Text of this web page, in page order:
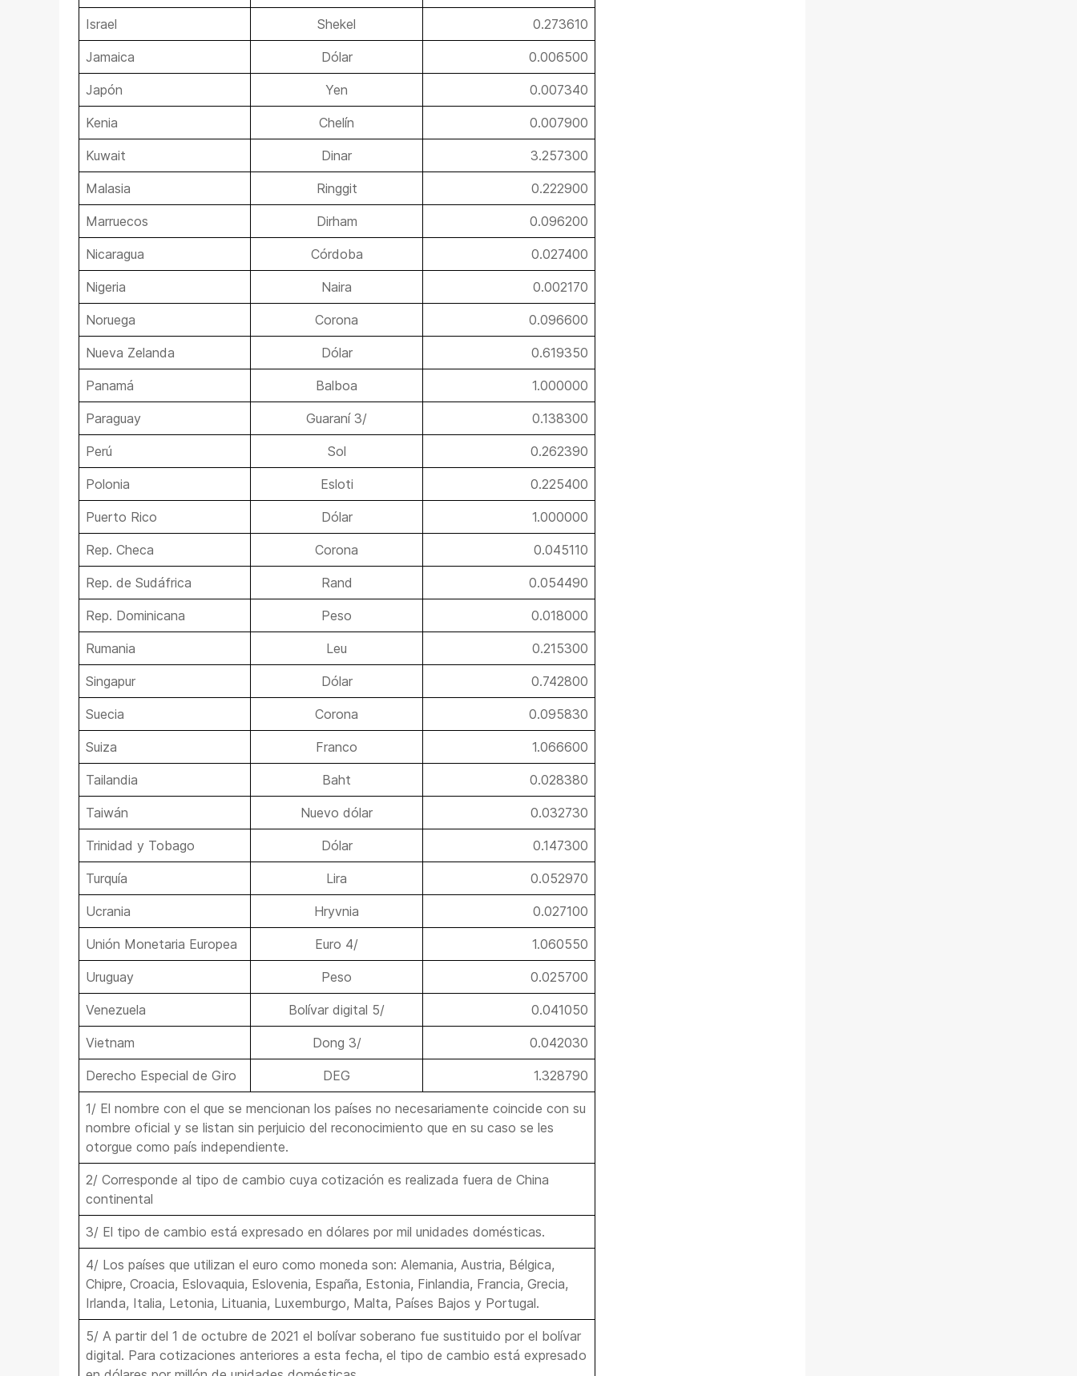
Israel Shekel 0.273610
Jamaica Dólar 0.006500
Japón Yen 0.007340
Kenia Chelín 0.007900
Kuwait Dinar 3.257300
Malasia Ringgit 0.222900
Marruecos Dirham 0.096200
Nicaragua Córdoba 0.027400
Nigeria Naira 0.002170
Noruega Corona 0.096600
Nueva Zelanda Dólar 0.619350
Panamá Balboa 1.000000
Paraguay Guaraní 3/ 0.138300
Perú Sol 0.262390
Polonia Esloti 0.225400
Puerto Rico Dólar 1.000000
Rep. Checa Corona 0.045110
Rep. de Sudáfrica Rand 0.054490
Rep. Dominicana Peso 0.018000
Rumania Leu 0.215300
Singapur Dólar 0.742800
Suecia Corona 0.095830
Suiza Franco 1.066600
Tailandia Baht 0.028380
Taiwán Nuevo dólar 0.032730
Trinidad y Tobago Dólar 0.147300
Turquía Lira 0.052970
Ucrania Hryvnia 0.027100
Unión Monetaria Europea Euro 4/ 1.060550
Uruguay Peso 0.025700
Venezuela Bolívar digital 5/ 0.041050
Vietnam Dong 3/ 0.042030
Derecho Especial de Giro DEG 1.328790
1/ El nombre con el que se mencionan los países no necesariamente coincide con su
nombre oficial y se listan sin perjuicio del reconocimiento que en su caso se les
otorgue como país independiente.
2/ Corresponde al tipo de cambio cuya cotización es realizada fuera de China
continental
3/ El tipo de cambio está expresado en dólares por mil unidades domésticas.
4/ Los países que utilizan el euro como moneda son: Alemania, Austria, Bélgica,
Chipre, Croacia, Eslovaquia, Eslovenia, España, Estonia, Finlandia, Francia, Grecia,
Irlanda, Italia, Letonia, Lituania, Luxemburgo, Malta, Países Bajos y Portugal.
5/ A partir del 1 de octubre de 2021 el bolívar soberano fue sustituido por el bolívar
digital. Para cotizaciones anteriores a esta fecha, el tipo de cambio está expresado